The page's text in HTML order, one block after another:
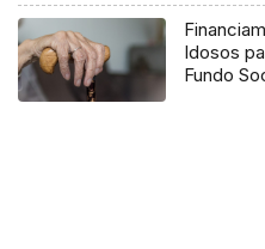
Idosos
Fundo